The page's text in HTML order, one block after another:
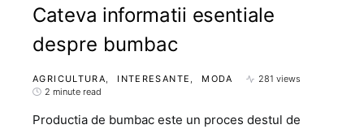
Cateva informatii esentiale
despre bumbac
AGRICULTURA INTERESANTE MODA
281 views
2 minute read
Productia de bumbac este un proces destul de